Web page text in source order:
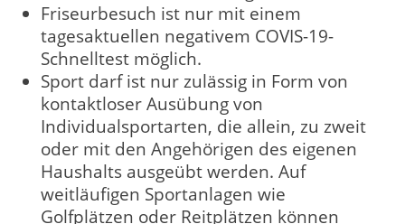
Friseurbesuch ist nur mit einem
tagesaktuellen negativem COVIS-19-
Schnelltest möglich.
Sport darf ist nur zulässig in Form von
kontaktloser Ausübung von
Individualsportarten, die allein, zu zweit
oder mit den Angehörigen des eigenen
Haushalts ausgeübt werden. Auf
weitläufigen Sportanlagen wie
Golfplätzen oder Reitplätzen können